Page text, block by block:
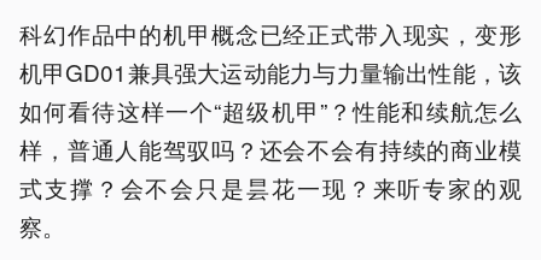
科幻作品中的机甲概念已经正式带入现实，变形
机甲GD01兼具强大运动能力与力量输出性能，该
如何看待这样一个“超级机甲”？性能和续航怎么
样，普通人能驾驭吗？还会不会有持续的商业模
式支撑？会不会只是昙花一现？来听专家的观
察。